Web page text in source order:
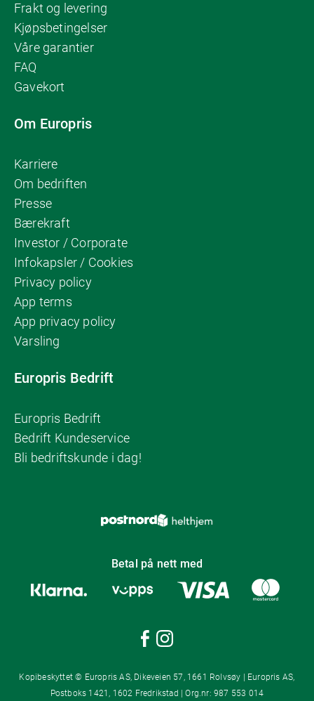
Frakt og levering
Kjøpsbetingelser
Våre garantier
FAQ
Gavekort
Om Europris
Karriere
Om bedriften
Presse
Bærekraft
Investor / Corporate
Infokapsler / Cookies
Privacy policy
App terms
App privacy policy
Varsling
Europris Bedrift
Europris Bedrift
Bedrift Kundeservice
Bli bedriftskunde i dag!
Betal på nett med
Kopibeskyttet © Europris AS, Dikeveien 57, 1661 Rolvsøy | Europris AS,
Postboks 1421, 1602 Fredrikstad | Org.nr: 987 553 014